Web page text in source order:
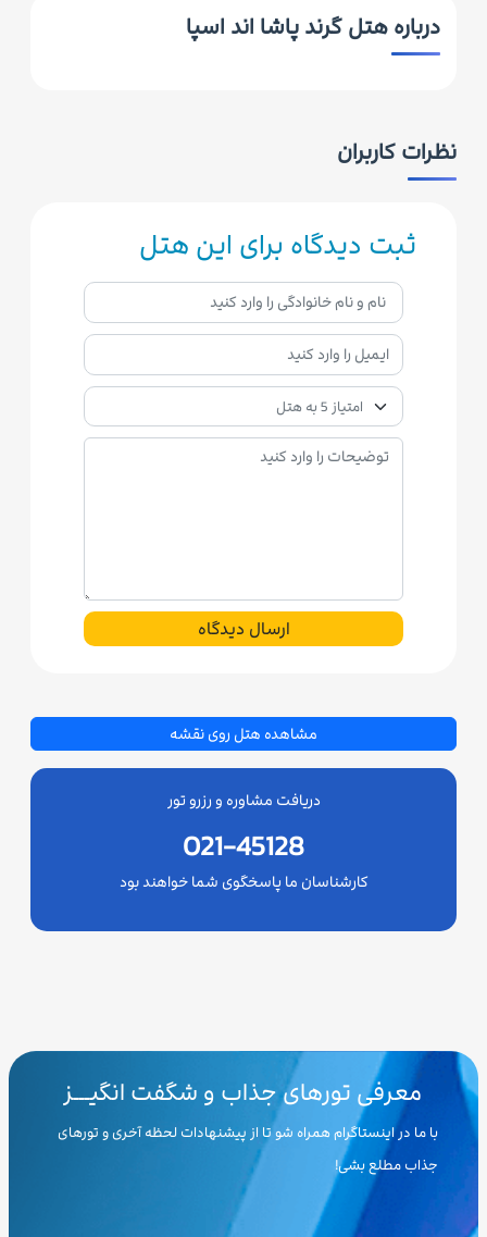
درباره هتل گرند پاشا اند اسپا
نظرات کاربران
ثبت دیدگاه برای این هتل
ارسال دیدگاه
مشاهده هتل روی نقشه
دریافت مشاوره و رزرو تور
021-45128
کارشناسان ما پاسخگوی شما خواهند بود
معرفی تورهای جذاب و شگفت انگیـــز
با ما در اینستاگرام همراه شو تا از پیشنهادات لحظه آخری و تورهای
جذاب مطلع بشی!